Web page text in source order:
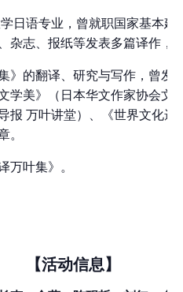
日语专业，曾就职国家基本建
杂志、报纸等发表多篇译作，
》的翻译、研究与写作，曾发
学美》（日本华文作家协会文
报 万叶讲堂）、《世界文化遗
叶集》。
【活动信息】